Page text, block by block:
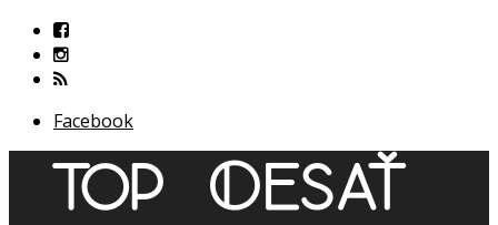
Facebook